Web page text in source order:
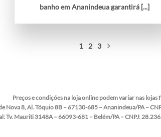
banho em Ananindeua garantirá [...]
1 2 3
Preços e condições na loja online podem variar nas lojas
Nova 8, Al. Tóquio 8B – 67130-685 – Ananindeua/PA –
Tv. Mauriti 3148A – 66093-681 – Belém/PA – CNPJ: